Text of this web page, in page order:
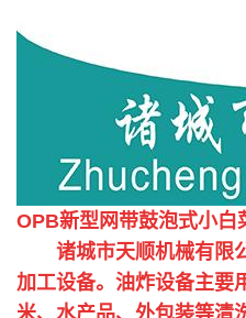
OPB新型网带鼓泡式小白
诸城市天顺机械有限公
加工设备。油炸设备主要
米、水产品、外包装等清